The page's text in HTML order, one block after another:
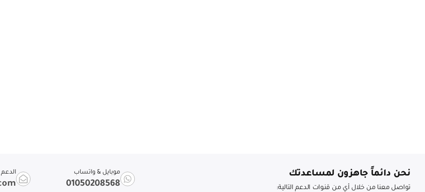
نحن دائماً جاهزون لمساعدتك
تواصل معنا من خلال أي من قنوات الدعم التالية:
موبايل & واتساب
01050208568
الدعم